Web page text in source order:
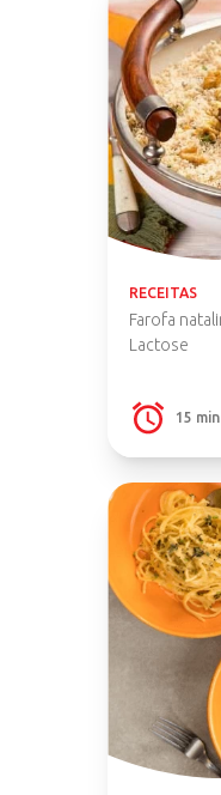
RECEITAS
Farofa
Lactose
15 min